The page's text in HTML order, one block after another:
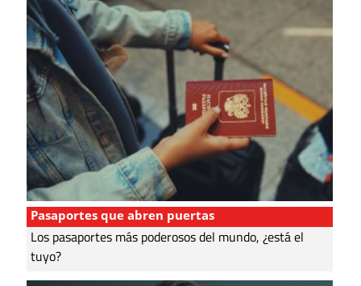
Pasaportes que abren puertas
Los pasaportes más poderosos del mundo, ¿está el
tuyo?